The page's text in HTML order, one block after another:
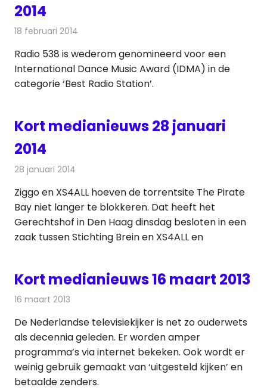
2014
18 februari 2014
Radio 538 is wederom genomineerd voor een
International Dance Music Award (IDMA) in de
categorie ‘Best Radio Station’.
Kort medianieuws 28 januari
2014
28 januari 2014
Ziggo en XS4ALL hoeven de torrentsite The Pirate
Bay niet langer te blokkeren. Dat heeft het
Gerechtshof in Den Haag dinsdag besloten in een
zaak tussen Stichting Brein en XS4ALL en
Kort medianieuws 16 maart 2013
16 maart 2013
De Nederlandse televisiekijker is net zo ouderwets
als decennia geleden. Er worden amper
programma’s via internet bekeken. Ook wordt er
weinig gebruik gemaakt van ‘uitgesteld kijken’ en
betaalde zenders.